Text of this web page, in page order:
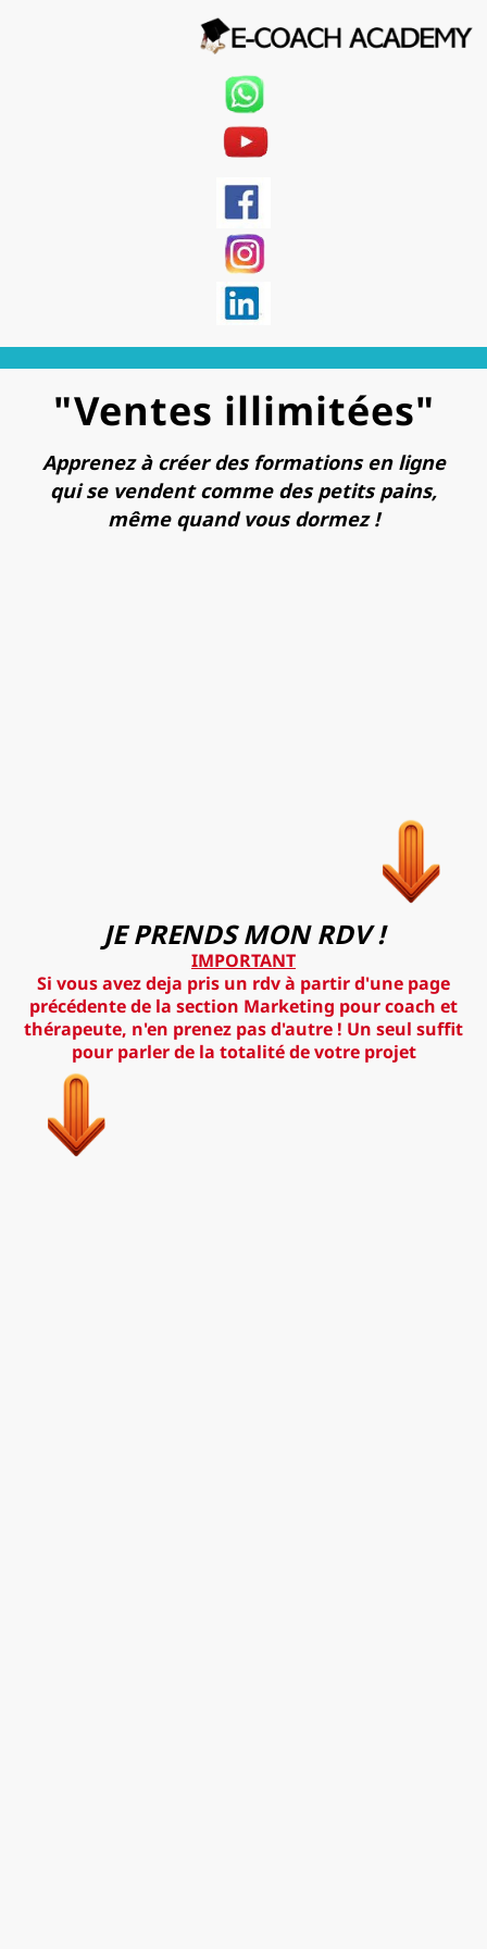
"Ventes illimitées"
Apprenez à créer des formations en ligne
qui se vendent comme des petits pains,
même quand vous dormez !
JE PRENDS MON RDV !
IMPORTANT
Si vous avez deja pris un rdv à partir d'une page
précédente de la section Marketing pour coach et
thérapeute, n'en prenez pas d'autre ! Un seul suffit
pour parler de la totalité de votre projet